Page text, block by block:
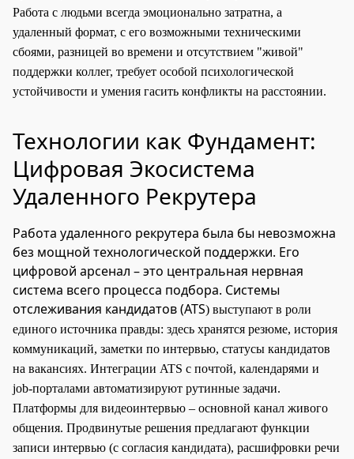
Работа с людьми всегда эмоционально затратна, а
удаленный формат, с его возможными техническими
сбоями, разницей во времени и отсутствием "живой"
поддержки коллег, требует особой психологической
устойчивости и умения гасить конфликты на расстоянии.
Технологии как Фундамент:
Цифровая Экосистема
Удаленного Рекрутера
Работа удаленного рекрутера была бы невозможна
без мощной технологической поддержки. Его
цифровой арсенал – это центральная нервная
система всего процесса подбора. Системы
отслеживания кандидатов (ATS) выступают в роли
единого источника правды: здесь хранятся резюме, история
коммуникаций, заметки по интервью, статусы кандидатов
на вакансиях. Интеграции ATS с почтой, календарями и
job-порталами автоматизируют рутинные задачи.
Платформы для видеоинтервью – основной канал живого
общения. Продвинутые решения предлагают функции
записи интервью (с согласия кандидата), расшифровки речи